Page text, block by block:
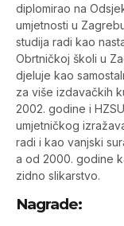
diplomirao na
umjetnosti u
studija radi kao
Obrtničkoj školi u
djeluje kao
za više izdavačkih
2002. godine i
umjetničkog
radi i kao vanjski
a od 2000. godine
zidno slikarstvo.
Nagrade: